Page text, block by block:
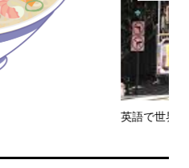
スを読み解こう【Vol.9】